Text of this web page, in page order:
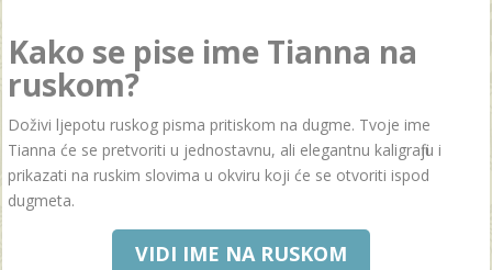
Kako se pise ime Tianna na
ruskom?
Doživi ljepotu ruskog pisma pritiskom na dugme. Tvoje ime
Tianna će se pretvoriti u jednostavnu, ali elegantnu kaligrafiju i
prikazati na ruskim slovima u okviru koji će se otvoriti ispod
dugmeta.
VIDI IME NA RUSKOM